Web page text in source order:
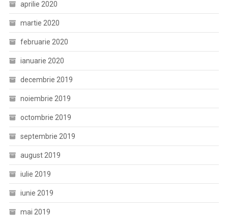
aprilie 2020
martie 2020
februarie 2020
ianuarie 2020
decembrie 2019
noiembrie 2019
octombrie 2019
septembrie 2019
august 2019
iulie 2019
iunie 2019
mai 2019